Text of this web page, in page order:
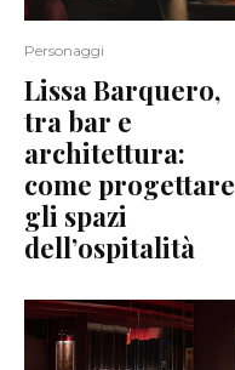
Personaggi
Lissa Barquero,
tra bar e
architettura:
come progettare
gli spazi
dell’ospitalità